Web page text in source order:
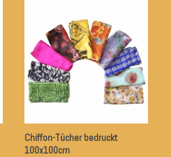
Chiffon-Tücher bedruckt
100x100cm